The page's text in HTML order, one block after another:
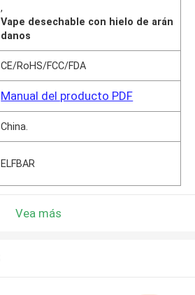
,
Vape desechable con hielo de arán
danos
CE/RoHS/FCC/FDA
Manual del producto PDF
China.
ELFBAR
Vea más